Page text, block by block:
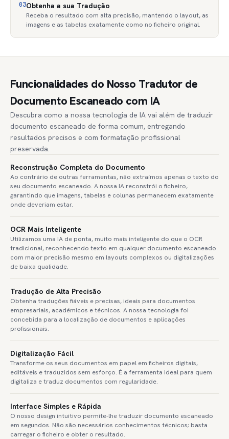
03Obtenha a sua Tradução
Receba o resultado com alta precisão, mantendo o layout, as
imagens e as tabelas exatamente como no ficheiro original.
Funcionalidades do Nosso Tradutor de
Documento Escaneado com IA
Descubra como a nossa tecnologia de IA vai além de traduzir
documento escaneado de forma comum, entregando
resultados precisos e com formatação profissional
preservada.
Reconstrução Completa do Documento
Ao contrário de outras ferramentas, não extraímos apenas o texto do
seu documento escaneado. A nossa IA reconstrói o ficheiro,
garantindo que imagens, tabelas e colunas permanecem exatamente
onde deveriam estar.
OCR Mais Inteligente
Utilizamos uma IA de ponta, muito mais inteligente do que o OCR
tradicional, reconhecendo texto em qualquer documento escaneado
com maior precisão mesmo em layouts complexos ou digitalizações
de baixa qualidade.
Tradução de Alta Precisão
Obtenha traduções fiáveis e precisas, ideais para documentos
empresariais, académicos e técnicos. A nossa tecnologia foi
concebida para a localização de documentos e aplicações
profissionais.
Digitalização Fácil
Transforme os seus documentos em papel em ficheiros digitais,
editáveis e traduzidos sem esforço. É a ferramenta ideal para quem
digitaliza e traduz documentos com regularidade.
Interface Simples e Rápida
O nosso design intuitivo permite-lhe traduzir documento escaneado
em segundos. Não são necessários conhecimentos técnicos; basta
carregar o ficheiro e obter o resultado.